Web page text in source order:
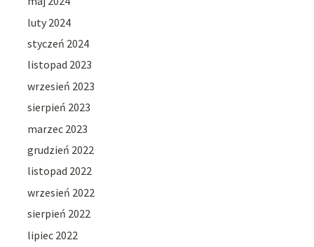
luty 2024
styczeń 2024
listopad 2023
wrzesień 2023
sierpień 2023
marzec 2023
grudzień 2022
listopad 2022
wrzesień 2022
sierpień 2022
lipiec 2022